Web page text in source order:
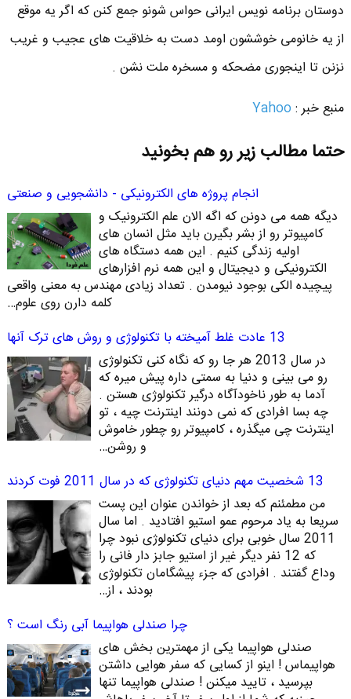
دوستان برنامه نویس ایرانی حواس شونو جمع کنن که اگر یه موقع
از یه خانومی خوششون اومد دست به خلاقیت های عجیب و غریب
نزنن تا اینجوری مضحکه و مسخره ملت نشن .
منبع خبر : Yahoo
حتما مطالب زیر رو هم بخونید
انجام پروژه های الکترونیکی - دانشجویی و صنعتی
دیگه همه می دونن که اگه الان علم الکترونیک و
کامپیوتر رو از بشر بگیرن باید مثل انسان های
اولیه زندگی کنیم . این همه دستگاه های
الکترونیکی و دیجیتال و این همه نرم افزارهای
پیچیده الکی بوجود نیومدن . تعداد زیادی مهندس به معنی واقعی
کلمه دارن روی علوم…
13 عادت غلط آمیخته با تکنولوژی و روش های ترک آنها
در سال 2013 هر جا رو که نگاه کنی تکنولوژی
رو می بینی و دنیا به سمتی داره پیش میره که
آدما به طور ناخودآگاه درگیر تکنولوژی هستن .
چه بسا افرادی که نمی دونند اینترنت چیه ، تو
اینترنت چی میگذره ، کامپیوتر رو چطور خاموش
و روشن…
13 شخصیت مهم دنیای تکنولوژی که در سال 2011 فوت کردند
من مطمئنم که بعد از خواندن عنوان این پست
سریعا به یاد مرحوم عمو استیو افتادید . اما سال
2011 سال خوبی برای دنیای تکنولوژی نبود چرا
که 12 نفر دیگر غیر از استیو جابز دار فانی را
وداع گفتند . افرادی که جزء پیشگامان تکنولوژی
بودند ، از…
چرا صندلی هواپیما آبی رنگ است ؟
صندلی هواپیما یکی از مهمترین بخش های
هواپیماس ! اینو از کسایی که سفر هوایی داشتن
بپرسید ، تایید میکنن ! صندلی هواپیما تنها